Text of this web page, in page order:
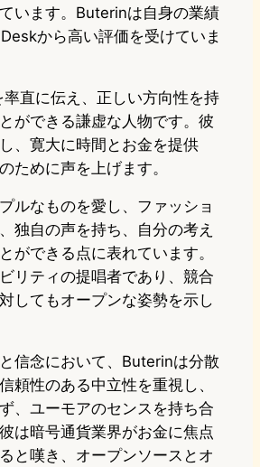
います。Buterinは自身の業績
から高い評価を受けていま
直に伝え、正しい方向性を持
ができる謙虚な人物です。彼
、寛大に時間とお金を提供
ために声を上げます。
ルなものを愛し、ファッショ
独自の声を持ち、自分の考え
ができる点に表れています。
リティの提唱者であり、競合
してもオープンな姿勢を示し
信念において、Buterinは分散
頼性のある中立性を重視し、
、ユーモアのセンスを持ち合
は暗号通貨業界がお金に焦点
と嘆き、オープンソースとオ